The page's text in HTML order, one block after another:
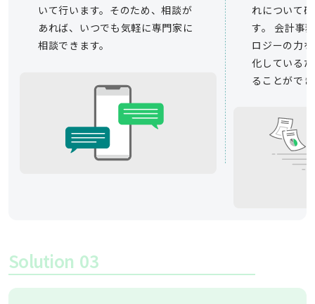
いて行います。そのため、相談が
あれば、いつでも気軽に専門家に
相談できます。
れについて
す。 会計事
ロジーの力
化している
ることがで
Solution 03